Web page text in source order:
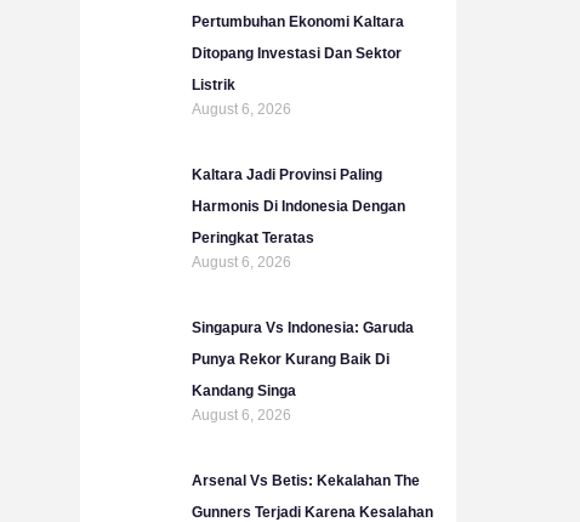
r
a
m
o
k
r
Pertumbuhan Ekonomi Kaltara
Ditopang Investasi Dan Sektor
Listrik
August 6, 2026
Kaltara Jadi Provinsi Paling
Harmonis Di Indonesia Dengan
Peringkat Teratas
August 6, 2026
Singapura Vs Indonesia: Garuda
Punya Rekor Kurang Baik Di
Kandang Singa
August 6, 2026
Arsenal Vs Betis: Kekalahan The
Gunners Terjadi Karena Kesalahan